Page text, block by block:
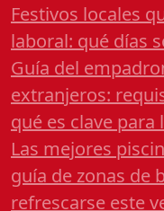
Festivos locales
laboral: qué días
Guía del
extranjeros:
qué es clave para
Las mejores
guía de zonas de
refrescarse este